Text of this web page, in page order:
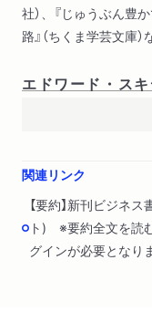
社）、『じゅうぶん
路』（ちくま学芸文庫）
エドワード・ス
関連リンク
【要約】新刊ビジネ
ト) ※要約全文を読
グインが必要となり